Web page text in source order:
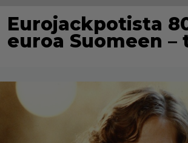
Eurojackpotista
euroa Suomeen –